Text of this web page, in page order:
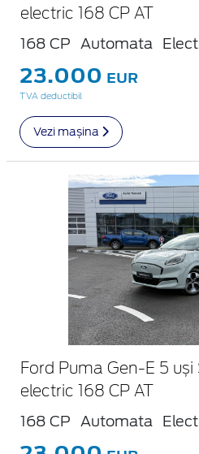
electric 168 CP AT
168 CP Automata
23.000 EUR
TVA deductibil
Vezi mașina
Ford Puma Gen-E 5
electric 168 CP AT
168 CP Automata